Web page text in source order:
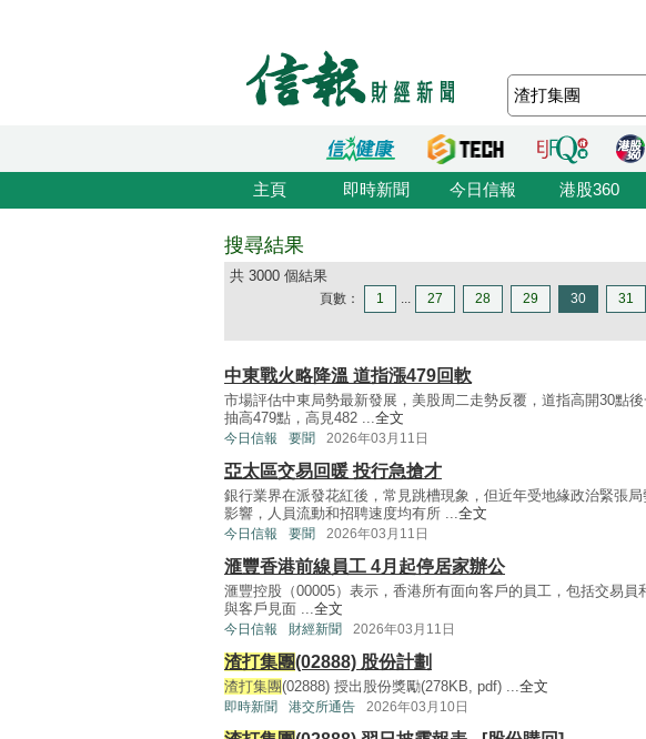
主頁 即時新聞 今日信報 港股360
搜尋結果
共 3000 個結果
頁數： 1 ... 27 28 29 30 31
中東戰火略降溫 道指漲479回軟
市場評估中東局勢最新發展，美股周二走勢反覆，道指高開30點
抽高479點，高見482 ...全文
今日信報 要聞 2026年03月11日
亞太區交易回暖 投行急搶才
銀行業界在派發花紅後，常見跳槽現象，但近年受地緣政治緊張
影響，人員流動和招聘速度均有所 ...全文
今日信報 要聞 2026年03月11日
滙豐香港前線員工 4月起停居家辦公
滙豐控股（00005）表示，香港所有面向客戶的員工，包括交易
與客戶見面 ...全文
今日信報 財經新聞 2026年03月11日
渣打集團(02888) 股份計劃
渣打集團(02888) 授出股份獎勵(278KB, pdf) ...全文
即時新聞 港交所通告 2026年03月10日